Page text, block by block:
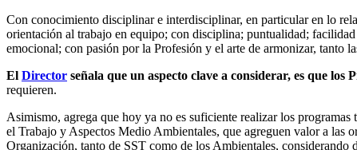
Con conocimiento disciplinar e interdisciplinar, en particular en lo
orientación al trabajo en equipo; con disciplina; puntualidad;
emocional; con pasión por la Profesión y el arte de armonizar, tanto
El Director señala que un aspecto clave a considerar, es que los
requieren.
Asimismo, agrega que hoy ya no es suficiente realizar los
el Trabajo y Aspectos Medio Ambientales, que agreguen valor a las
Organización, tanto de SST como de los Ambientales,